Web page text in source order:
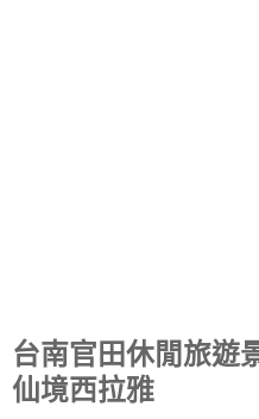
台南官田休閒旅遊
仙境西拉雅